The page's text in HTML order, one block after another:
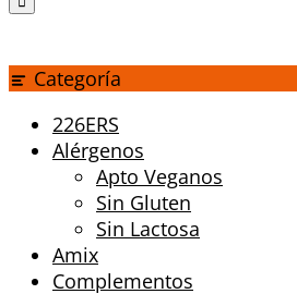
Categoría
226ERS
Alérgenos
Apto Veganos
Sin Gluten
Sin Lactosa
Amix
Complementos